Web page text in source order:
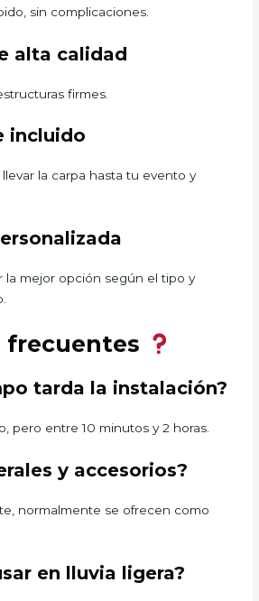
sin complicaciones.
alta calidad
firmes.
incluido
la carpa hasta tu evento y
la mejor opción según el tipo y
frecuentes
tarda la instalación?
pero entre 10 minutos y 2 horas.
y accesorios?
normalmente se ofrecen como
en lluvia ligera?